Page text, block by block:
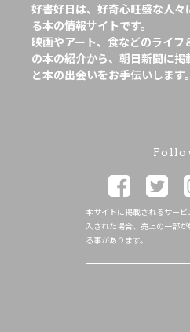
好書好日は、好奇心旺盛な人
る本の情報サイトです。
映画やアート、食などのライ
の本の紹介から、朝日新聞に
と本の出会いをお手伝いします。
本サイトに掲載されるサー
入された場合、売上の一部
る事があります。